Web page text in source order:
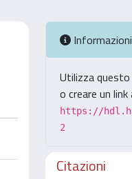
Informazioni
Utilizza
o creare un
https://
2
Citazioni